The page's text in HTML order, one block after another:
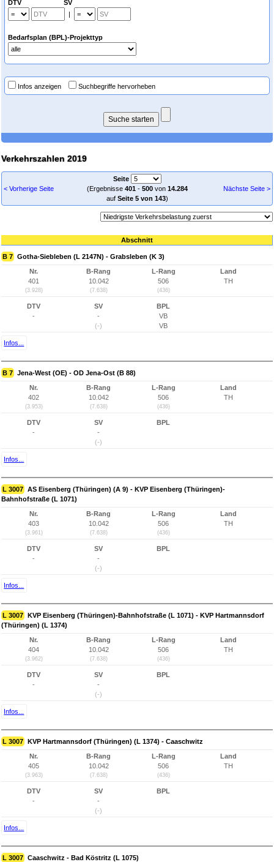
DTV SV
|
Bedarfsplan (BPL)-Projekttyp
Infos anzeigen Suchbegriffe hervorheben
Verkehrszahlen 2019
< Vorherige Seite
Seite
(Ergebnisse 401- 500von 14.284
auf Seite 5 von 143)
Nächste Seite >
Abschnitt
B 7 Gotha-Siebleben (L 2147N) - Grabsleben (K 3)
Nr.
401
(3.928)
B-Rang
10.042
(7.638)
L-Rang
506
(436)
Land
TH
DTV
-
SV
-
(-)
BPL
VB
VB
Infos...
B 7 Jena-West (OE) - OD Jena-Ost (B 88)
Nr.
402
(3.953)
B-Rang
10.042
(7.638)
L-Rang
506
(436)
Land
TH
DTV
-
SV
-
(-)
BPL
Infos...
L 3007 AS Eisenberg (Thüringen) (A 9) - KVP Eisenberg (Thüringen)-
Bahnhofstraße (L 1071)
Nr.
403
(3.961)
B-Rang
10.042
(7.638)
L-Rang
506
(436)
Land
TH
DTV
-
SV
-
(-)
BPL
Infos...
L 3007 KVP Eisenberg (Thüringen)-Bahnhofstraße (L 1071) - KVP Hartmannsdorf
(Thüringen) (L 1374)
Nr.
404
(3.962)
B-Rang
10.042
(7.638)
L-Rang
506
(436)
Land
TH
DTV
-
SV
-
(-)
BPL
Infos...
L 3007 KVP Hartmannsdorf (Thüringen) (L 1374) - Caaschwitz
Nr.
405
(3.963)
B-Rang
10.042
(7.638)
L-Rang
506
(436)
Land
TH
DTV
-
SV
-
(-)
BPL
Infos...
L 3007 Caaschwitz - Bad Köstritz (L 1075)